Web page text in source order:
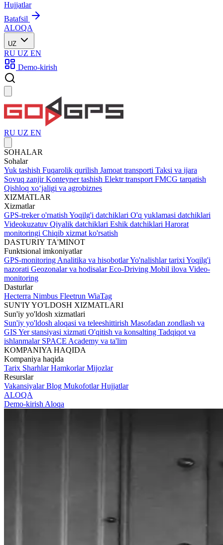
Hujjatlar
Batafsil
ALOQA
UZ
RU UZ EN
Demo-kirish
RU UZ EN
SOHALAR
Sohalar
Yuk tashish Fuqarolik qurilish Jamoat transporti Taksi va ijara
Sovuq zanjirKonteyner tashish Elektr transport FMCG tarqatish
Qishloq xoʻjaligi va agrobiznes
XIZMATLAR
Xizmatlar
GPS-treker o'rnatish Yoqilg'i datchiklari O'q yuklamasi datchiklari
Videokuzatuv Qiyalik datchiklari Eshik datchiklari Harorat
monitoringi Chiqib xizmat ko'rsatish
DASTURIY TA'MINOT
Funktsional imkoniyatlar
GPS-monitoring Analitika va hisobotlarYo'nalishlar tarixi Yoqilg'i
nazorati Geozonalar va hodisalarEco-Driving Mobil ilova Video-
monitoring
Dasturlar
Hecterra Nimbus Fleetrun WiaTag
SUN'IY YO'LDOSH XIZMATLARI
Sun'iy yo'ldosh xizmatlari
Sun'iy yo'ldosh aloqasi va teleeshittirish Masofadan zondlash va
GIS Yer stansiyasi xizmati O'qitish va konsalting Tadqiqot va
ishlanmalar SPACE Academy va ta'lim
KOMPANIYA HAQIDA
Kompaniya haqida
Tarix SharhlarHamkorlarMijozlar
Resurslar
VakansiyalarBlog MukofotlarHujjatlar
ALOQA
Demo-kirish Aloqa